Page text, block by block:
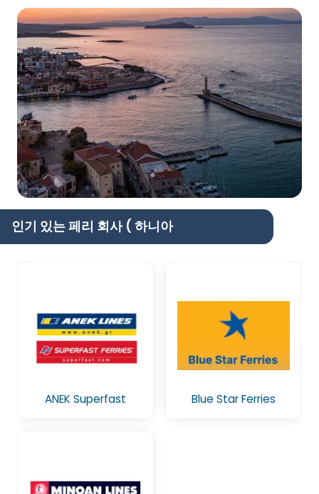
인기 있는 페리 회사 ( 하니아
ANEK Superfast Blue Star Ferries